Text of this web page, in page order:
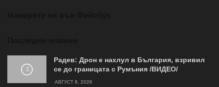
Радев: Дрон е нахлул в България, взривил
се до границата с Румъния /ВИДЕО/
АВГУСТ 8, 2026